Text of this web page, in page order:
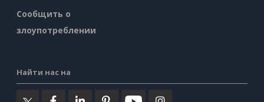
Сообщить о
злоупотреблении
Найти нас на